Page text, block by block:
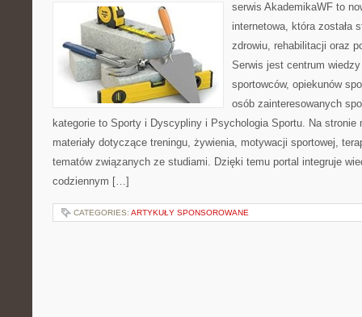
serwis AkademikaWF to
internetowa, która została
zdrowiu, rehabilitacji oraz
Serwis jest centrum
sportowców, opiekunów
osób zainteresowanych
kategorie to Sporty i Dyscypliny i Psychologia Sportu. Na stronie
materiały dotyczące treningu, żywienia, motywacji sportowej,
tematów związanych ze studiami. Dzięki temu portal integruje
codziennym […]
CATEGORIES: ARTYKUŁY SPONSOROWANE